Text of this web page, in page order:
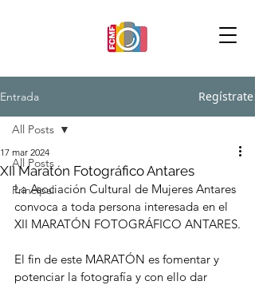
Entrada Regístrate
All Posts
Principal
All Posts
XII Maratón Fotográfico Antares
17 mar 2024
La Asociación Cultural de Mujeres Antares
convoca a toda persona interesada en el
XII MARATÓN FOTOGRÁFICO ANTARES.
El fin de este MARATÓN es fomentar y
potenciar la fotografía y con ello dar